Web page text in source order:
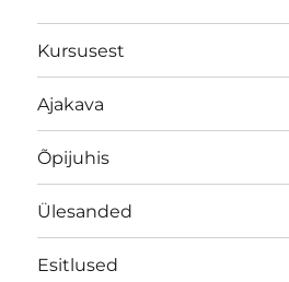
Kursusest
Ajakava
Õpijuhis
Ülesanded
Esitlused